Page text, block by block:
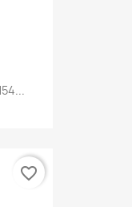
favorite_border